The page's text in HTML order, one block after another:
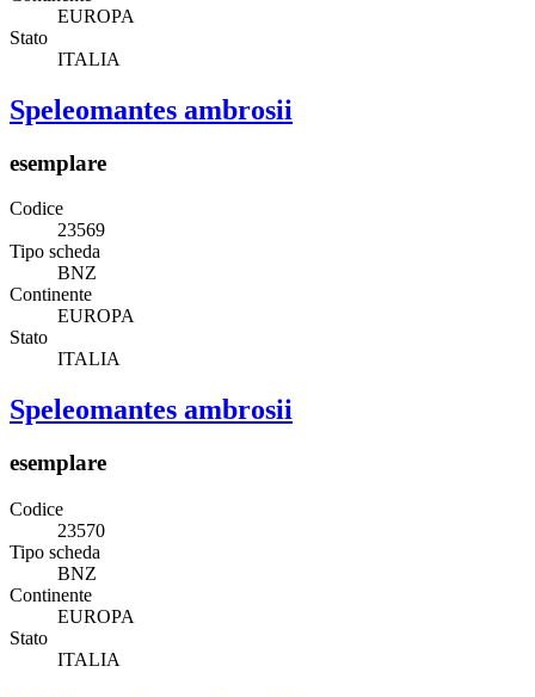
EUROPA
Stato
ITALIA
Speleomantes ambrosii
esemplare
Codice
23569
Tipo scheda
BNZ
Continente
EUROPA
Stato
ITALIA
Speleomantes ambrosii
esemplare
Codice
23570
Tipo scheda
BNZ
Continente
EUROPA
Stato
ITALIA